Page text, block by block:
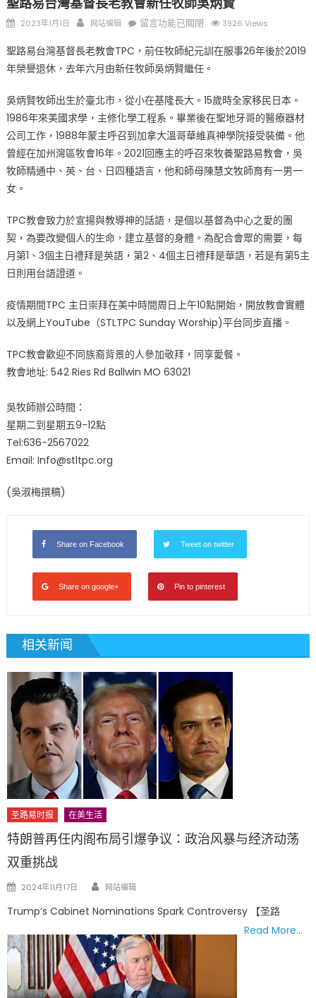
Posted
2023年1月1日 Author
网站编辑
在
路
易
灣
基
督
長
老
新
任
牧
師
炳
賢〉
中
留言功能已關閉 3926 Views
聖路易台灣基督長老教會TPC，前任牧師紀元訓在服事26年後於2019
年榮譽退休，去年六月由新任牧師吳炳賢繼任。
吳炳賢牧師出生於臺北市，從小在基隆長大。15歲時全家移民日本。
1986年來美國求學，主修化學工程系。畢業後在聖地牙哥的醫療器材
公司工作，1988年蒙主呼召到加拿大溫哥華維真神學院接受裝備。他
曾經在加州灣區牧會16年。2021回應主的呼召來牧養聖路易教會，吳
牧師精通中、英、台、日四種語言，他和師母陳慧文牧師育有一男一
女。
TPC教會致力於宣揚與教導神的話語，是個以基督為中心之愛的團
契，為要改變個人的生命，建立基督的身體。為配合會眾的需要，每
月第1、3個主日禮拜是英語，第2、4個主日禮拜是華語，若是有第5主
日則用台語證道。
疫情期間TPC 主日崇拜在美中時間周日上午10點開始，開放教會實體
以及網上YouTube（STLTPC Sunday Worship)平台同步直播。
TPC教會歡迎不同族裔背景的人參加敬拜，同享愛餐。
教會地址: 542 Ries Rd Ballwin MO 63021
吳牧師辦公時間：
星期二到星期五9-12點
Tel:636-2567022
Email: Info@stltpc.org
(吳淑梅撰稿)
Share on Facebook Tweet on twitter
Share on google+ Pin to pinterest
相关新闻
圣路易时报 在美生活
特朗普再任内阁布局引爆争议：政治风暴与经济动荡
双重挑战
Posted
2024年11月17日 Author
网站编辑
Trump’s Cabinet Nominations Spark Controversy 【圣路
Read More…